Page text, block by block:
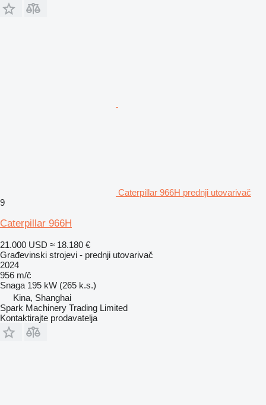
Caterpillar 966H prednji utovarivač
9
Caterpillar 966H
21.000 USD ≈ 18.180 €
Građevinski strojevi - prednji utovarivač
2024
956 m/č
Snaga 195 kW (265 k.s.)
Kina, Shanghai
Spark Machinery Trading Limited
Kontaktirajte prodavatelja